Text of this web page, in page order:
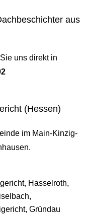
aus
uns direkt in
(Hessen)
im Main-Kinzig-
Hasselroth,
Gründau